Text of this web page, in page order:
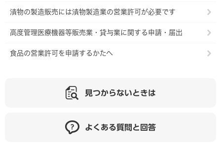
漬物の製造販売には漬物製造業の営業許可が必要です
高度管理医療機器等販売業・貸与業に関する申請・届出
食品の営業許可を申請するかたへ
見つからないときは
よくある質問と回答